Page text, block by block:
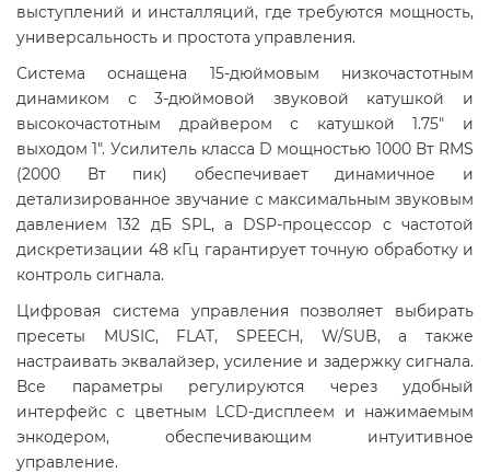
выступлений и инсталляций, где требуются мощность,
универсальность и простота управления.
Система оснащена 15-дюймовым низкочастотным
динамиком с 3-дюймовой звуковой катушкой и
высокочастотным драйвером с катушкой 1.75" и
выходом 1". Усилитель класса D мощностью 1000 Вт RMS
(2000 Вт пик) обеспечивает динамичное и
детализированное звучание с максимальным звуковым
давлением 132 дБ SPL, а DSP-процессор с частотой
дискретизации 48 кГц гарантирует точную обработку и
контроль сигнала.
Цифровая система управления позволяет выбирать
пресеты MUSIC, FLAT, SPEECH, W/SUB, а также
настраивать эквалайзер, усиление и задержку сигнала.
Все параметры регулируются через удобный
интерфейс с цветным LCD-дисплеем и нажимаемым
энкодером, обеспечивающим интуитивное
управление.